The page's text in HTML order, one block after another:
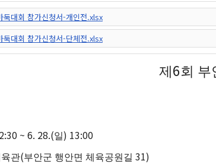
대회 참가신청서-개인전.xlsx
대회 참가신청서-단체전.xlsx
제 6회 부
~ 6. 28.(일) 13:00
관(부안군 행안면 체육공원길 31)